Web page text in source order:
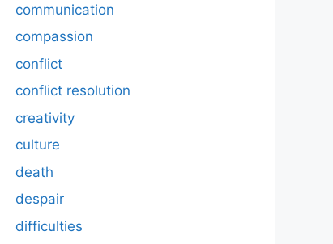
communication
compassion
conflict
conflict resolution
creativity
culture
death
despair
difficulties